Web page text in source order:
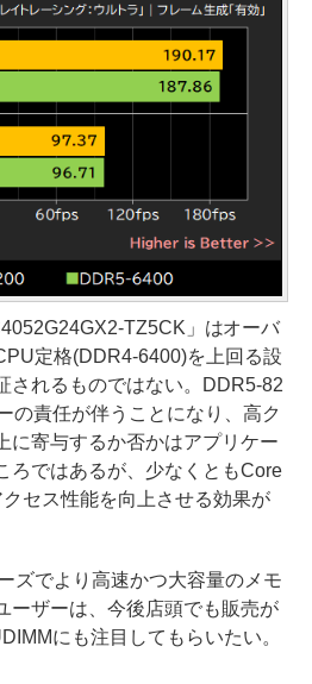
TZ5CK」はオーバ
定格(DDR4-6400)を上回る設
されるものではない。DDR5-82
の責任が伴うことになり、高ク
に寄与するか否かはアプリケー
ろではあるが、少なくともCore
セス性能を向上させる効果が
ズでより高速かつ大容量のメモ
ーザーは、今後店頭でも販売が
にも注目してもらいたい。